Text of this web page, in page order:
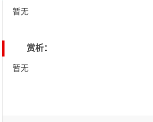
暂无
赏析：
暂无